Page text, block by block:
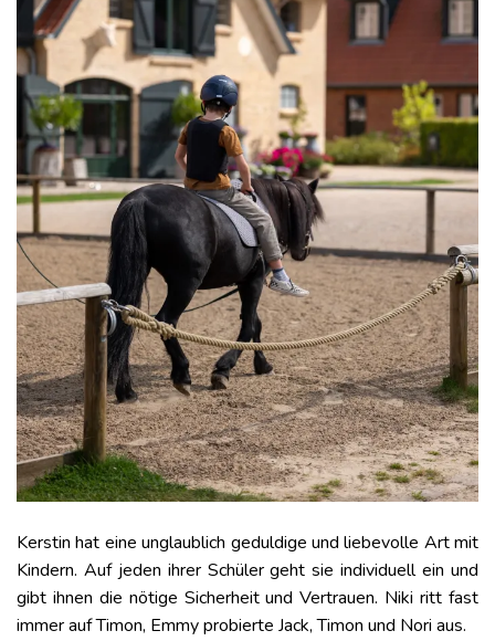
Kerstin hat eine unglaublich geduldige und liebevolle Art mit
Kindern. Auf jeden ihrer Schüler geht sie individuell ein und
gibt ihnen die nötige Sicherheit und Vertrauen. Niki ritt fast
immer auf Timon, Emmy probierte Jack, Timon und Nori aus.